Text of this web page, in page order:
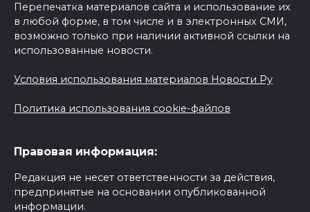
Перепечатка материалов сайта и использование их
в любой форме, в том числе и в электронных СМИ,
возможно только при наличии активной ссылки на
использованные новости.
Условия использования материалов Новости Ру
Политика использования cookie-файлов
Правовая информация:
Редакция не несет ответственности за действия,
предпринятые на основании опубликованной
информации.